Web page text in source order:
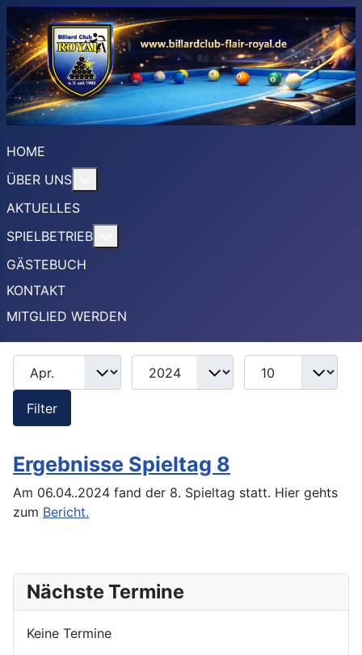
HOME
ÜBER UNS
AKTUELLES
SPIELBETRIEB
GÄSTEBUCH
KONTAKT
MITGLIED WERDEN
Filter
Monat Jahr Anzeige #
Filter
Ergebnisse Spieltag 8
Am 06.04..2024 fand der 8. Spieltag statt. Hier gehts
zum Bericht.
Nächste Termine
Keine Termine